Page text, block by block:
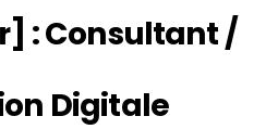
: Consultant /
Digitale